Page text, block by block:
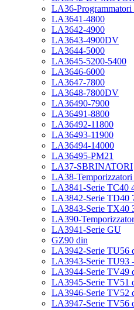
LA36-Programmatori
LA3641-4800
LA3642-4900
LA3643-4900DV
LA3644-5000
LA3645-5200-5400
LA3646-6000
LA3647-7800
LA3648-7800DV
LA36490-7900
LA36491-8800
LA36492-11800
LA36493-11900
LA36494-14000
LA36495-PM21
LA37-SBRINATORI
LA38-
LA3841-Serie TC40
LA3842-Serie TD40
LA3843-Serie TX40
LA390-
LA3941-Serie GU
GZ90 din
LA3942-Serie TU56
LA3943-Serie TU93
LA3944-Serie TV49
LA3945-Serie TV51
LA3946-Serie TV52
LA3947-Serie TV56